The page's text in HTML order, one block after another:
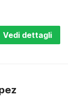
Vedi dettagli